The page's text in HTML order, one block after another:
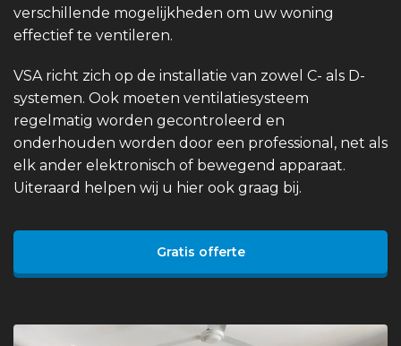
verschillende mogelijkheden om uw woning
effectief te ventileren.
VSA richt zich op de installatie van zowel C- als D-
systemen. Ook moeten ventilatiesysteem
regelmatig worden gecontroleerd en
onderhouden worden door een professional, net als
elk ander elektronisch of bewegend apparaat.
Uiteraard helpen wij u hier ook graag bij.
Gratis offerte